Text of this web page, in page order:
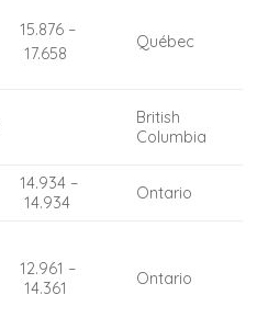
15.876 –
17.658
Québec
British
Columbia
14.934 –
14.934
Ontario
12.961 –
14.361
Ontario